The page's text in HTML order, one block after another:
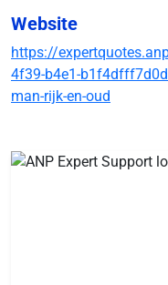
Website
https://
4f39-b4e1-
man-rijk-en-oud